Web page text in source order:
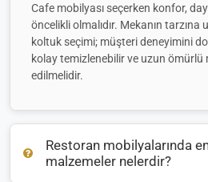
Cafe mobilyası seçerken konfor,
öncelikli olmalıdır. Mekanın
koltuk seçimi; müşteri deneyimini
kolay temizlenebilir ve uzun ömürlü
edilmelidir.
Restoran mobilyalarında
malzemeler nelerdir?